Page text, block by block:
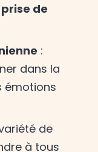
de
:
dans la
émotions
de
à tous